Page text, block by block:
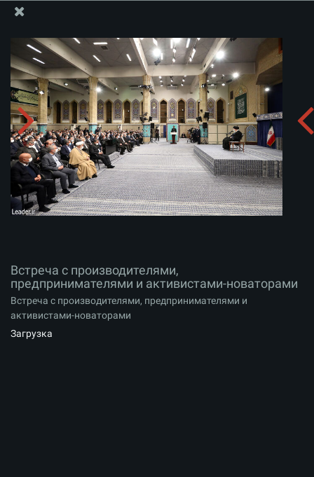
Встреча с производителями, предпринимателями и
активистами-новаторами
Скачать альбом:
Встреча с производителями,
предпринимателями и активистами-новаторами
Встреча с производителями, предпринимателями и
активистами-новаторами
Загрузка